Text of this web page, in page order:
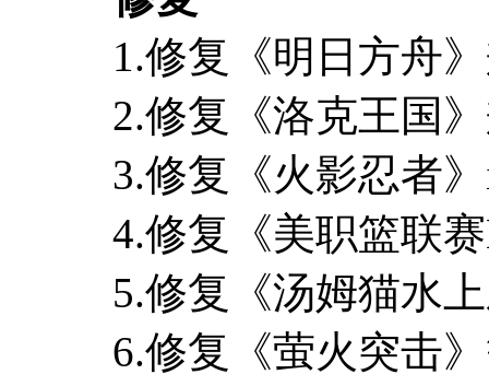
1.修复《明日方舟
2.修复《洛克王国
3.修复《火影忍者
4.修复《美职篮联
5.修复《汤姆猫水
6.修复《萤火突击